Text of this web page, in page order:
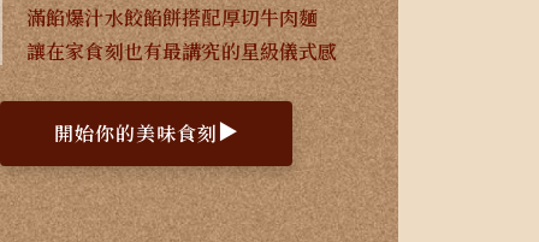
滿餡爆汁水餃餡餅搭配厚切牛肉麵
讓在家食刻也有最講究的星級儀式感
開始你的美味食刻 ▶